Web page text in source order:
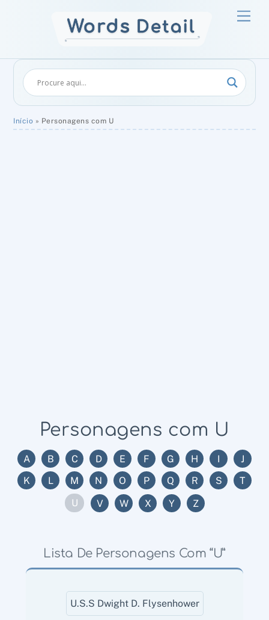
Início » Personagens com U
Personagens com U
A B C D E F G H I
J
K
L M N O P Q R S
T
U
V W X Y Z
Lista De Personagens Com “U”
U.S.S Dwight D. Flysenhower